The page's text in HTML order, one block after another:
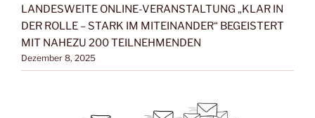
LANDESWEITE ONLINE-VERANSTALTUNG „KLAR IN
DER ROLLE – STARK IM MITEINANDER“ BEGEISTERT
MIT NAHEZU 200 TEILNEHMENDEN
Dezember 8, 2025